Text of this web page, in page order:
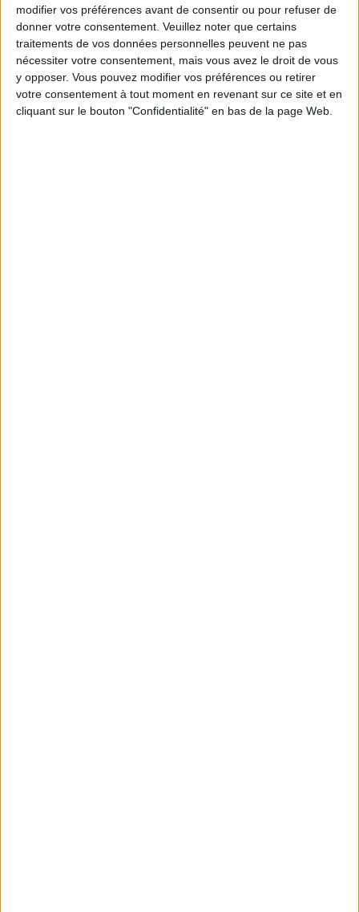
modifier vos préférences avant de consentir ou pour refuser de
donner votre consentement. Veuillez noter que certains
traitements de vos données personnelles peuvent ne pas
nécessiter votre consentement, mais vous avez le droit de vous
y opposer. Vous pouvez modifier vos préférences ou retirer
votre consentement à tout moment en revenant sur ce site et en
cliquant sur le bouton "Confidentialité" en bas de la page Web.
Peut-on remplacer la viande par des féculents ?
Consultation diététique du 05/08/2026